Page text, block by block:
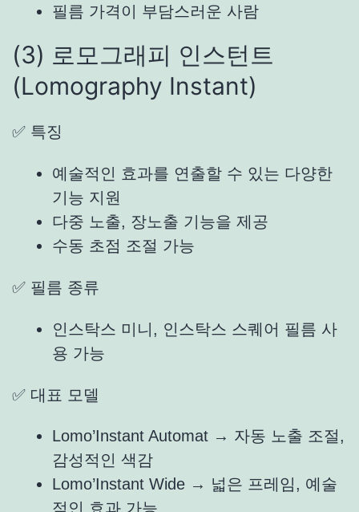
필름 가격이 부담스러운 사람
(3) 로모그래피 인스턴트
(Lomography Instant)
✅ 특징
예술적인 효과를 연출할 수 있는 다양한
기능 지원
다중 노출, 장노출 기능을 제공
수동 초점 조절 가능
✅ 필름 종류
인스탁스 미니, 인스탁스 스퀘어 필름 사
용 가능
✅ 대표 모델
Lomo’Instant Automat → 자동 노출 조절,
감성적인 색감
Lomo’Instant Wide → 넓은 프레임, 예술
적인 효과 가능